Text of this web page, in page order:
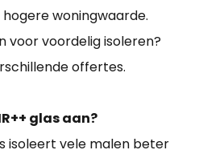
woningwaarde.
voor voordelig isoleren?
offertes.
glas aan?
isoleert vele malen beter